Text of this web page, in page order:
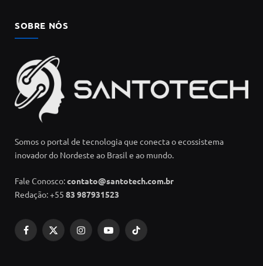
SOBRE NÓS
Somos o portal de tecnologia que conecta o ecossistema
inovador do Nordeste ao Brasil e ao mundo.
Fale Conosco:contato@santotech.com.br
Redação: +55 83 987931523
Facebook
X
InstagramYouTubeTikTok